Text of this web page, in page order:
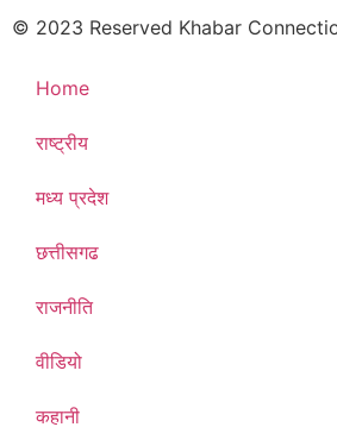
© 2023 Reserved Khabar
Home
राष्ट्रीय
मध्य प्रदेश
छत्तीसगढ
राजनीति
वीडियो
कहानी